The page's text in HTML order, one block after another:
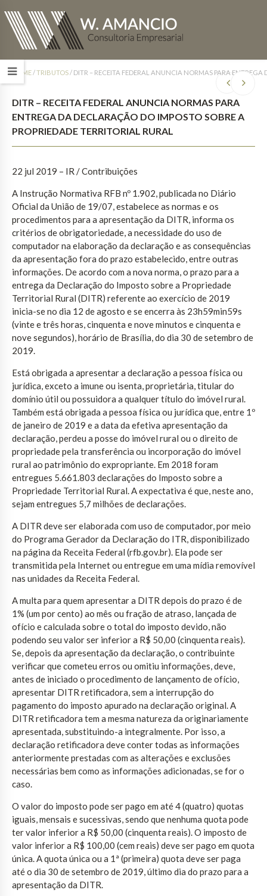
HOME/TRIBUTOS/ DITR – RECEITA FEDERAL ANUNCIA NORMAS PARA
DITR – RECEITA FEDERAL ANUNCIA NORMAS PARA
ENTREGA DA DECLARAÇÃO DO IMPOSTO SOBRE A
PROPRIEDADE TERRITORIAL RURAL
22 jul 2019 – IR / Contribuições
A Instrução Normativa RFB nº 1.902, publicada no Diário
Oficial da União de 19/07, estabelece as normas e os
procedimentos para a apresentação da DITR, informa os
critérios de obrigatoriedade, a necessidade do uso de
computador na elaboração da declaração e as consequências
da apresentação fora do prazo estabelecido, entre outras
informações. De acordo com a nova norma, o prazo para a
entrega da Declaração do Imposto sobre a Propriedade
Territorial Rural (DITR) referente ao exercício de 2019
inicia-se no dia 12 de agosto e se encerra às 23h59min59s
(vinte e três horas, cinquenta e nove minutos e cinquenta e
nove segundos), horário de Brasília, do dia 30 de setembro de
2019.
Está obrigada a apresentar a declaração a pessoa física ou
jurídica, exceto a imune ou isenta, proprietária, titular do
domínio útil ou possuidora a qualquer título do imóvel rural.
Também está obrigada a pessoa física ou jurídica que, entre 1º
de janeiro de 2019 e a data da efetiva apresentação da
declaração, perdeu a posse do imóvel rural ou o direito de
propriedade pela transferência ou incorporação do imóvel
rural ao patrimônio do expropriante. Em 2018 foram
entregues 5.661.803 declarações do Imposto sobre a
Propriedade Territorial Rural. A expectativa é que, neste ano,
sejam entregues 5,7 milhões de declarações.
A DITR deve ser elaborada com uso de computador, por meio
do Programa Gerador da Declaração do ITR, disponibilizado
na página da Receita Federal (rfb.gov.br). Ela pode ser
transmitida pela Internet ou entregue em uma mídia removível
nas unidades da Receita Federal.
A multa para quem apresentar a DITR depois do prazo é de
1% (um por cento) ao mês ou fração de atraso, lançada de
ofício e calculada sobre o total do imposto devido, não
podendo seu valor ser inferior a R$ 50,00 (cinquenta reais).
Se, depois da apresentação da declaração, o contribuinte
verificar que cometeu erros ou omitiu informações, deve,
antes de iniciado o procedimento de lançamento de ofício,
apresentar DITR retificadora, sem a interrupção do
pagamento do imposto apurado na declaração original. A
DITR retificadora tem a mesma natureza da originariamente
apresentada, substituindo-a integralmente. Por isso, a
declaração retificadora deve conter todas as informações
anteriormente prestadas com as alterações e exclusões
necessárias bem como as informações adicionadas, se for o
caso.
O valor do imposto pode ser pago em até 4 (quatro) quotas
iguais, mensais e sucessivas, sendo que nenhuma quota pode
ter valor inferior a R$ 50,00 (cinquenta reais). O imposto de
valor inferior a R$ 100,00 (cem reais) deve ser pago em quota
única. A quota única ou a 1ª (primeira) quota deve ser paga
até o dia 30 de setembro de 2019, último dia do prazo para a
apresentação da DITR.